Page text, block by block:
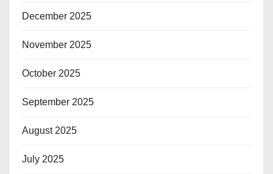
December 2025
November 2025
October 2025
September 2025
August 2025
July 2025